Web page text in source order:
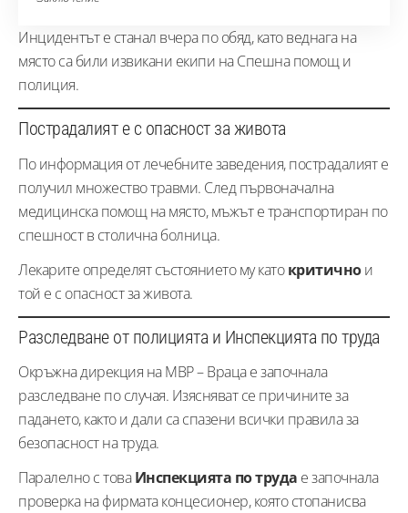
Инцидентът е станал вчера по обяд, като веднага на
място са били извикани екипи на Спешна помощ и
полиция.
Пострадалият е с опасност за живота
По информация от лечебните заведения, пострадалият е
получил множество травми. След първоначална
медицинска помощ на място, мъжът е транспортиран по
спешност в столична болница.
Лекарите определят състоянието му катокритичнои
той е с опасност за живота.
Разследване от полицията и Инспекцията по труда
Окръжна дирекция на МВР – Враца е започнала
разследване по случая. Изясняват се причините за
падането, както и дали са спазени всички правила за
безопасност на труда.
Паралелно с товаИнспекцията по труда е започнала
проверка на фирмата концесионер, която стопанисва